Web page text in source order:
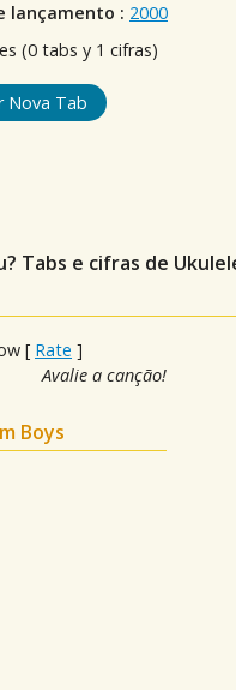
lançamento : 2000
(0 tabs y 1 cifras)
Nova Tab
Tabs e cifras de
[ Rate ]
Avalie a canção!
Boys